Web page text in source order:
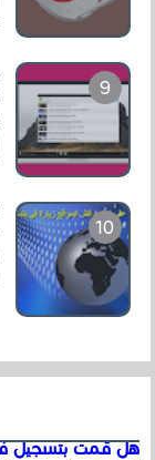
هل قمت بتسجيل